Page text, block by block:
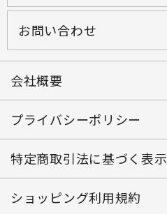
お問い合わせ
会社概要
プライバシーポリシー
特定商取引法に基づく表示
ショッピング利用規約